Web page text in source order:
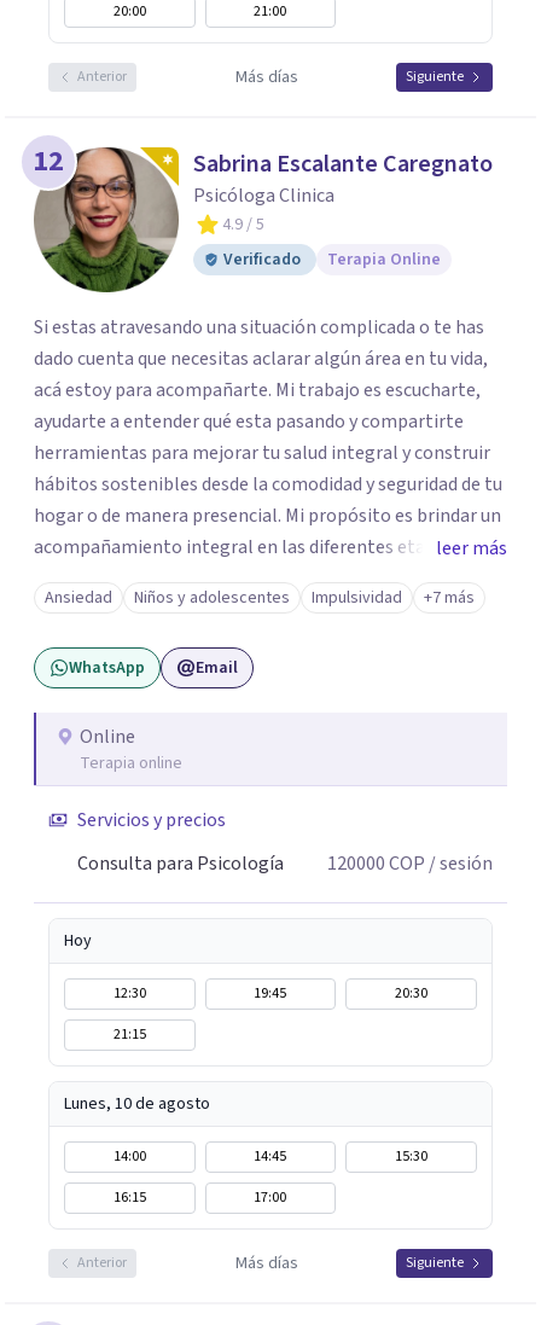
20:00
21:00
Anterior Más días Siguiente
12 Sabrina Escalante Caregnato
Psicóloga Clinica
4.9/ 5
Verificado
Terapia Online
Si estas atravesando una situación complicada o te has
dado cuenta que necesitas aclarar algún área en tu vida,
acá estoy para acompañarte. Mi trabajo es escucharte,
ayudarte a entender qué esta pasando y compartirte
herramientas para mejorar tu salud integral y construir
hábitos sostenibles desde la comodidad y seguridad de tu
hogar o de manera presencial. Mi propósito es brindar un
acompañamiento integral en las diferentes etapas de la
vida, adaptando la intervención a las necesidades de cada
momento del ciclo vital. Un espacio enteramente
confidencial y seguro, con flexibilidad de horarios y una
atención personalizada. Durante mi trayectoria los
y enfoque integral. Estoy a un mensaje de whatsapp si
necesitas orientación "Tu bienestar es la prioridad, sin
leer más
Ansiedad Niños y adolescentes Impulsividad +7 más
WhatsApp Email
Online
Terapia online
Servicios y precios
Consulta para Psicología
120000COP / sesión
Hoy
12:30 19:45
20:30
21:15
Lunes, 10 de agosto
14:00 14:45
15:30
16:15
17:00
Anterior Más días Siguiente